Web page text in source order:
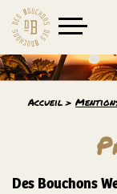
Accueil>
Des Bouchons